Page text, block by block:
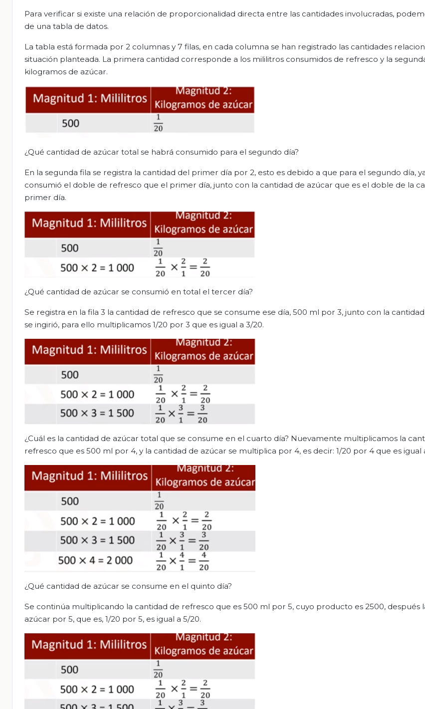
Para verificar si existe una relación de proporcionalidad directa entre las cantidades involucradas,
de una tabla de datos.
La tabla está formada por 2 columnas y 7 filas, en cada columna se han registrado las cantidades
situación planteada. La primera cantidad corresponde a los mililitros consumidos de refresco y la
kilogramos de azúcar.
¿Qué cantidad de azúcar total se habrá consumido para el segundo día?
En la segunda fila se registra la cantidad del primer día por 2, esto es debido a que para el segundo día,
consumió el doble de refresco que el primer día, junto con la cantidad de azúcar que es el doble de la
primer día.
¿Qué cantidad de azúcar se consumió en total el tercer día?
Se registra en la fila 3 la cantidad de refresco que se consume ese día, 500 ml por 3, junto con la
se ingirió, para ello multiplicamos 1/20 por 3 que es igual a 3/20.
¿Cuál es la cantidad de azúcar total que se consume en el cuarto día? Nuevamente multiplicamos la
refresco que es 500 ml por 4, y la cantidad de azúcar se multiplica por 4, es decir: 1/20 por 4 que es igual
¿Qué cantidad de azúcar se consume en el quinto día?
Se continúa multiplicando la cantidad de refresco que es 500 ml por 5, cuyo producto es 2500, después
azúcar por 5, que es, 1/20 por 5, es igual a 5/20.